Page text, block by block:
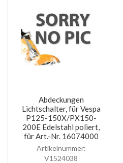
Abdeckungen
Lichtschalter, für Vespa
P125-150X/PX150-
200E Edelstahl poliert,
für Art.-Nr. 16074000
Artikelnummer:
V1524038